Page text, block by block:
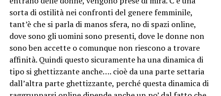
sorta di ostilità nei confronti del genere femminile,
tant’è che si parla di manos sfera, no di spazi online,
dove sono gli uomini sono presenti, dove le donne non
sono ben accette o comunque non riescono a trovare
affinità. Quindi questo sicuramente ha una dinamica di
tipo si ghettizzante anche…. cioè da una parte settaria
dall’altra parte ghettizzante, perché questa dinamica di